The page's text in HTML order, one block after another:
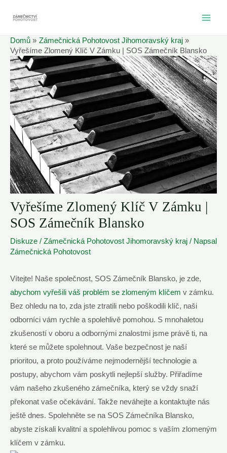
Domů
Zámečnická Pohotovost Jihomoravský kraj
Vyřešíme Zlomený Klíč V Zámku | SOS Zámečník Blansko
Vyřešíme Zlomený Klíč V Zámku |
SOS Zámečník Blansko
Diskuze / Zámečnická Pohotovost Jihomoravský kraj / Napsal
Zámečnická Pohotovost
Vítejte! Naše společnost, SOS Zámečník Blansko, je zde,
abychom vyřešili váš problém se zlomeným klíčem v zámku.
Bez ohledu na to, zda jste ztratili nebo poškodili klíč, naši
odborníci vám rychle a spolehlivě pomohou. S mnohaletou
zkušeností v oboru a odbornými znalostmi jsme právě ti, na
které se můžete spolehnout. Vaše bezpečnost je naší
prioritou, a proto používáme nejmodernější technologie a
postupy, abychom vám poskytli nejlepší služby. Přiřadíme
vám našeho zkušeného zámečníka, který se vždy snaží
překonat vaše očekávání. Takže neváhejte a kontaktujte nás
ještě dnes. Spolehněte se na SOS Zámečníka Blansko,
abyste získali kvalitní a spolehlivou pomoc s vaším zlomeným
klíčem v zámku.